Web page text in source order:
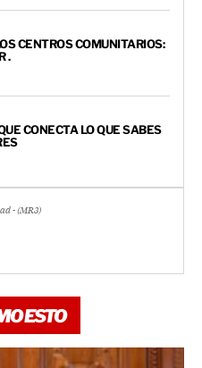
CENTROS COMUNITARIOS:
.
CONECTA LO QUE SABES
- (MR3)
ESTO